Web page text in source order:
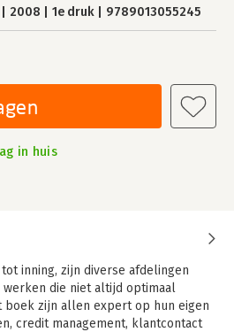
2008 1e druk 9789013055245
in huis
inning, zijn diverse afdelingen
werken die niet altijd optimaal
boek zijn allen expert op hun eigen
credit management, klantcontact